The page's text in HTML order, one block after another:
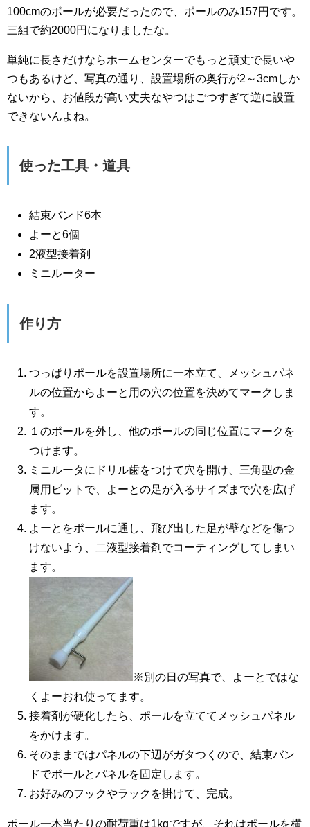
100cmのポールが必要だったので、ポールのみ157円です。
三組で約2000円になりましたな。
単純に長さだけならホームセンターでもっと頑丈で長いや
つもあるけど、写真の通り、設置場所の奥行が2～3cmしか
ないから、お値段が高い丈夫なやつはごつすぎて逆に設置
できないんよね。
使った工具・道具
結束バンド6本
よーと6個
2液型接着剤
ミニルーター
作り方
つっぱりポールを設置場所に一本立て、メッシュパネ
ルの位置からよーと用の穴の位置を決めてマークしま
す。
１のポールを外し、他のポールの同じ位置にマークを
つけます。
ミニルータにドリル歯をつけて穴を開け、三角型の金
属用ビットで、よーとの足が入るサイズまで穴を広げ
ます。
よーとをポールに通し、飛び出した足が壁などを傷つ
けないよう、二液型接着剤でコーティングしてしまい
ます。
※別の日の写真で、よーとではな
くよーおれ使ってます。
接着剤が硬化したら、ポールを立ててメッシュパネル
をかけます。
そのままではパネルの下辺がガタつくので、結束バン
ドでポールとパネルを固定します。
お好みのフックやラックを掛けて、完成。
ポール一本当たりの耐荷重は1kgですが、それはポールを横